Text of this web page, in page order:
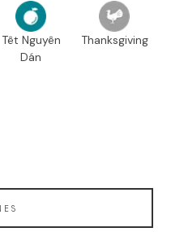
Têt Nguyên
Dán
Thanksgiving